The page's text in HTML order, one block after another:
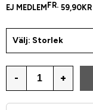
EJ MEDLEM FR. 59,90KR
Välj: Storlek
- +